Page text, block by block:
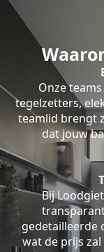
Onze
tegelzetters,
teamlid brengt
dat jouw
Bij
gedetailleerde
wat de prijs